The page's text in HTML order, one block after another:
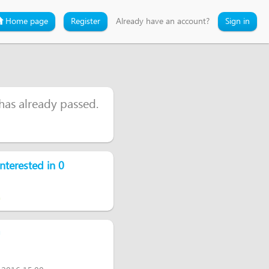
Home page Register Already have an account? Sign in
already passed.
in 0